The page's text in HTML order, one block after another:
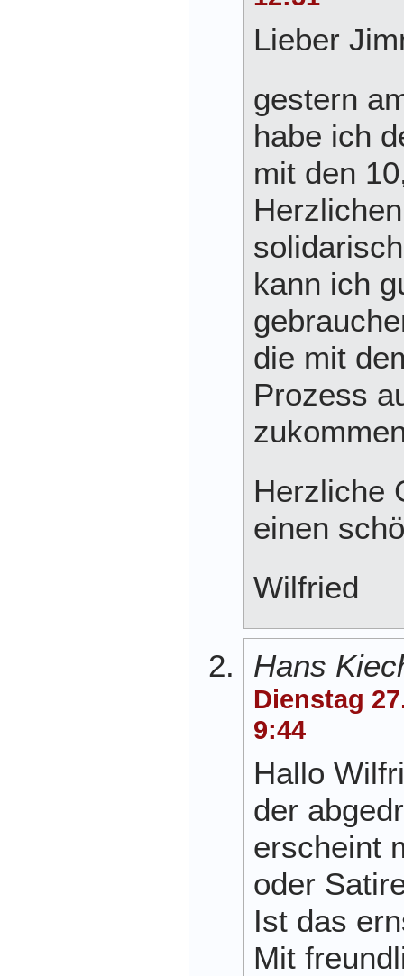
Lieber
gestern
habe ich
mit den
kann ich
die mit
Prozess
Herzliche
einen
Wilfried
Hans
Dienstag
9:44
Hallo
der
erscheint
oder
Ist das
Mit